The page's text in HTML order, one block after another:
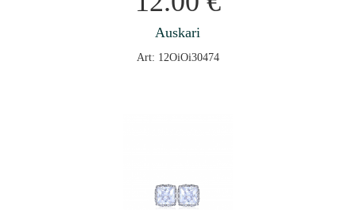
Auskari
Art: 12OiOi30474